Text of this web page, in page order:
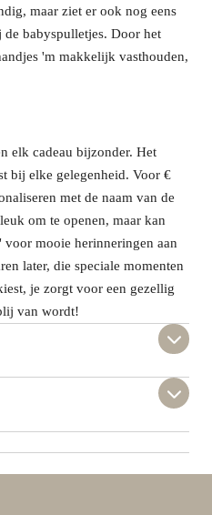
maar ziet er ook nog eens
babyspulletjes. Door het
'm makkelijk vasthouden,
elk cadeau bijzonder. Het
bij elke gelegenheid. Voor €
met de naam van de
om te openen, maar kan
mooie herinneringen aan
later, die speciale momenten
je zorgt voor een gezellig
van wordt!